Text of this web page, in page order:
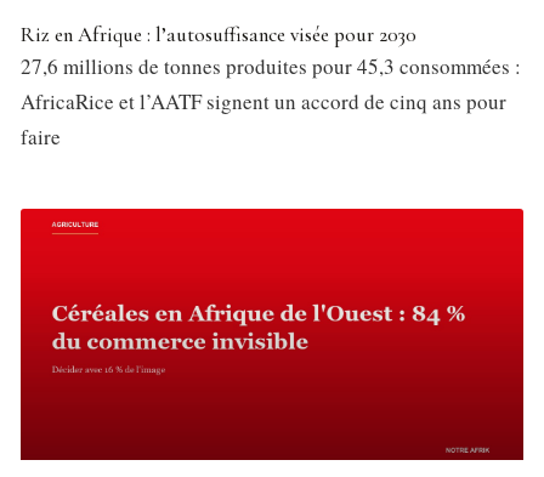
Riz en Afrique : l’autosuffisance visée pour 2030
27,6 millions de tonnes produites pour 45,3 consommées :
AfricaRice et l’AATF signent un accord de cinq ans pour
faire